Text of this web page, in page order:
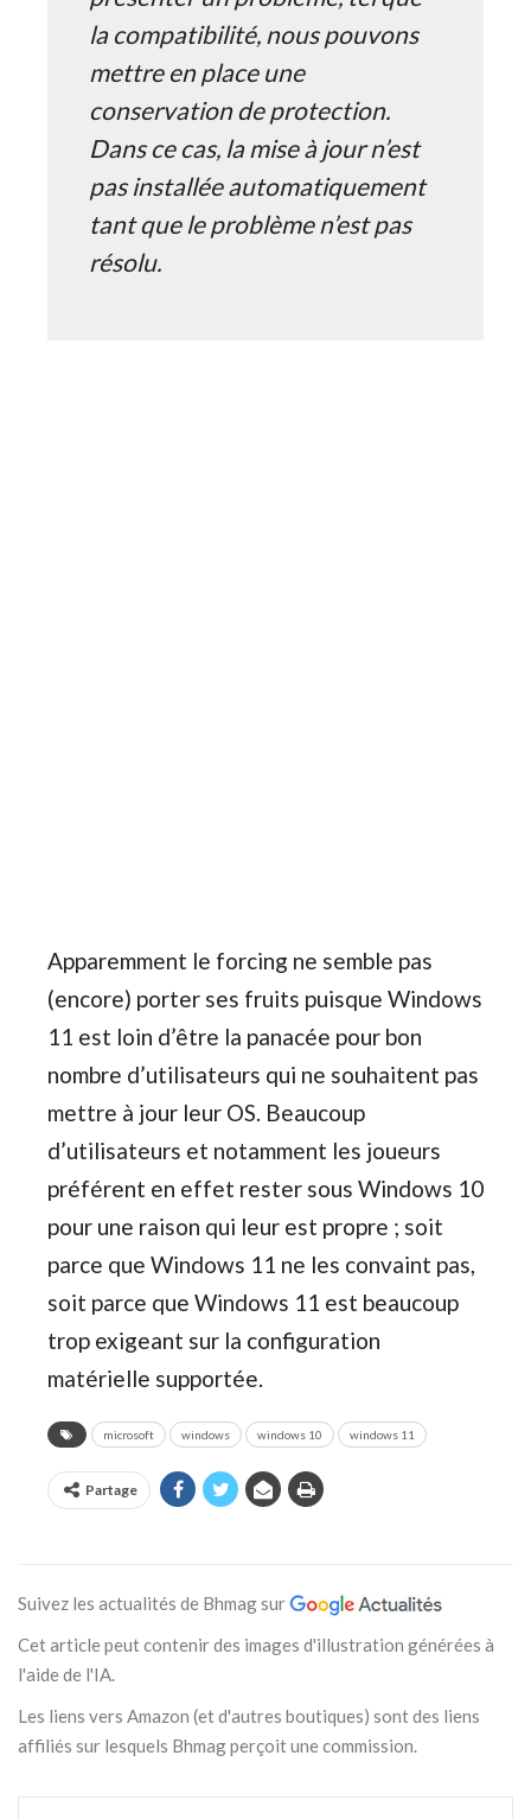
la compatibilité, nous pouvons
mettre en place une
conservation de protection.
Dans ce cas, la mise à jour n’est
pas installée automatiquement
tant que le problème n’est pas
résolu.
Apparemment le forcing ne semble pas
(encore) porter ses fruits puisque Windows
11 est loin d’être la panacée pour bon
nombre d’utilisateurs qui ne souhaitent pas
mettre à jour leur OS. Beaucoup
d’utilisateurs et notamment les joueurs
préférent en effet rester sous Windows 10
pour une raison qui leur est propre ; soit
parce que Windows 11 ne les convaint pas,
soit parce que Windows 11 est beaucoup
trop exigeant sur la configuration
matérielle supportée.
microsoft windows windows 10 windows 11
Partage
Suivez les actualités de Bhmag sur
Cet article peut contenir des images d'illustration générées à
l'aide de l'IA.
Les liens vers Amazon (et d'autres boutiques) sont des liens
affiliés sur lesquels Bhmag perçoit une commission.